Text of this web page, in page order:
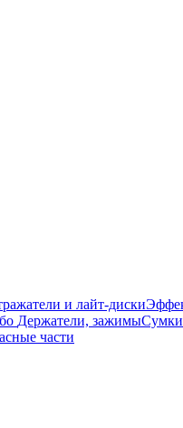
и лайт-диски
Держатели, зажимыСумки
части